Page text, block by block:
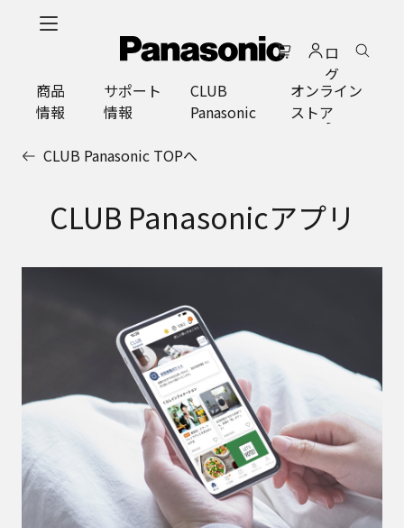
ロ
グ
イ
ン
商品
情報
サポート
情報
CLUB
Panasonic
オンライン
ストア
CLUB Panasonic TOPへ
CLUB Panasonicアプリ